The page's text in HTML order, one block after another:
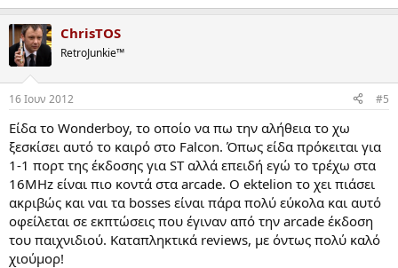
ChrisTOS
RetroJunkie™
16 Ιουν 2012 #5
Είδα το Wonderboy, το οποίο να πω την αλήθεια το χω
ξεσκίσει αυτό το καιρό στο Falcon. Όπως είδα πρόκειται για
1-1 πορτ της έκδοσης για ST αλλά επειδή εγώ το τρέχω στα
16MHz είναι πιο κοντά στα arcade. Ο ektelion το χει πιάσει
ακριβώς και ναι τα bosses είναι πάρα πολύ εύκολα και αυτό
οφείλεται σε εκπτώσεις που έγιναν από την arcade έκδοση
του παιχνιδιού. Καταπληκτικά reviews, με όντως πολύ καλό
χιούμορ!